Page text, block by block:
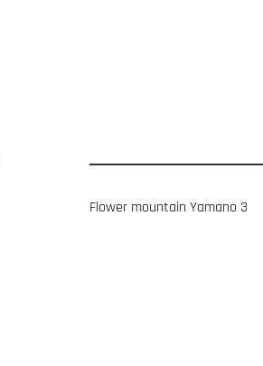
Flower mountain Yamano 3